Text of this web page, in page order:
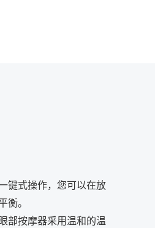
式操作，您可以在放
衡。
按摩器采用温和的温